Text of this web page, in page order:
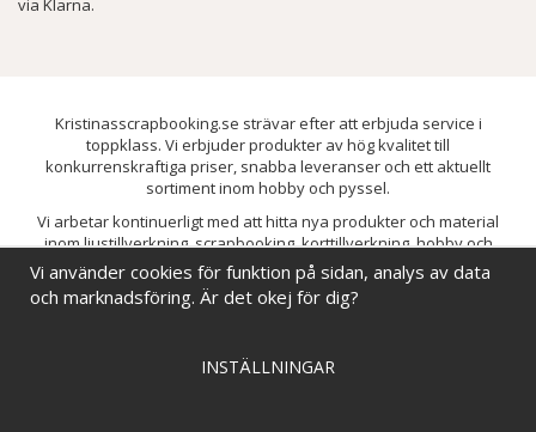
via Klarna.
Kristinasscrapbooking.se strävar efter att erbjuda service i
toppklass. Vi erbjuder produkter av hög kvalitet till
konkurrenskraftiga priser, snabba leveranser och ett aktuellt
sortiment inom hobby och pyssel.
Vi arbetar kontinuerligt med att hitta nya produkter och material
inom ljustillverkning, scrapbooking, korttillverkning, hobby och
pyssel. Målet är att bredda sortimentet och löpande förbättra och
utveckla vårt utbud, så att du alltid kan hitta det du behöver hos oss.
Vi använder cookies för funktion på sidan, analys av data
och marknadsföring. Är det okej för dig?
INSTÄLLNINGAR